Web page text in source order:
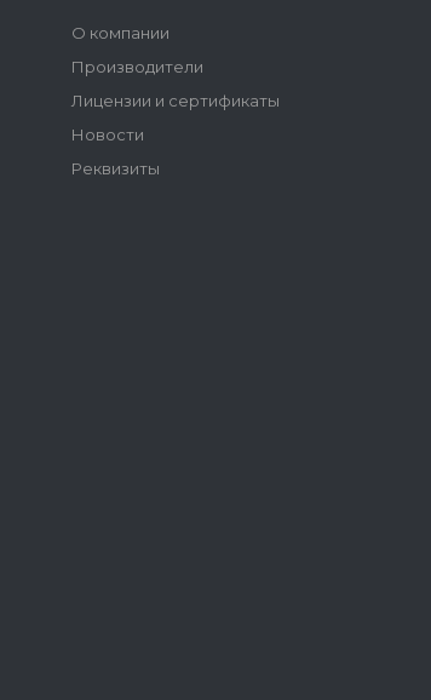
О компании
Производители
Лицензии и сертификаты
Новости
Реквизиты